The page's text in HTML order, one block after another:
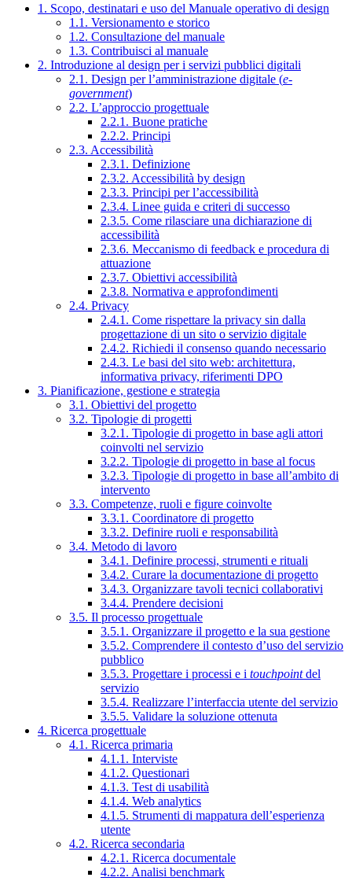
1. Scopo, destinatari e uso del Manuale operativo di design
1.1. Versionamento e storico
1.2. Consultazione del manuale
1.3. Contribuisci al manuale
2. Introduzione al design per i servizi pubblici digitali
2.1. Design per l’amministrazione digitale (e-
government)
2.2. L’approccio progettuale
2.2.1. Buone pratiche
2.2.2. Principi
2.3. Accessibilità
2.3.1. Definizione
2.3.2. Accessibilità by design
2.3.3. Principi per l’accessibilità
2.3.4. Linee guida e criteri di successo
2.3.5. Come rilasciare una dichiarazione di
accessibilità
2.3.6. Meccanismo di feedback e procedura di
attuazione
2.3.7. Obiettivi accessibilità
2.3.8. Normativa e approfondimenti
2.4. Privacy
2.4.1. Come rispettare la privacy sin dalla
progettazione di un sito o servizio digitale
2.4.2. Richiedi il consenso quando necessario
2.4.3. Le basi del sito web: architettura,
informativa privacy, riferimenti DPO
3. Pianificazione, gestione e strategia
3.1. Obiettivi del progetto
3.2. Tipologie di progetti
3.2.1. Tipologie di progetto in base agli attori
coinvolti nel servizio
3.2.2. Tipologie di progetto in base al focus
3.2.3. Tipologie di progetto in base all’ambito di
intervento
3.3. Competenze, ruoli e figure coinvolte
3.3.1. Coordinatore di progetto
3.3.2. Definire ruoli e responsabilità
3.4. Metodo di lavoro
3.4.1. Definire processi, strumenti e rituali
3.4.2. Curare la documentazione di progetto
3.4.3. Organizzare tavoli tecnici collaborativi
3.4.4. Prendere decisioni
3.5. Il processo progettuale
3.5.1. Organizzare il progetto e la sua gestione
3.5.2. Comprendere il contesto d’uso del servizio
pubblico
3.5.3. Progettare i processi e i touchpointdel
servizio
3.5.4. Realizzare l’interfaccia utente del servizio
3.5.5. Validare la soluzione ottenuta
4. Ricerca progettuale
4.1. Ricerca primaria
4.1.1. Interviste
4.1.2. Questionari
4.1.3. Test di usabilità
4.1.4. Web analytics
4.1.5. Strumenti di mappatura dell’esperienza
utente
4.2. Ricerca secondaria
4.2.1. Ricerca documentale
4.2.2. Analisi benchmark